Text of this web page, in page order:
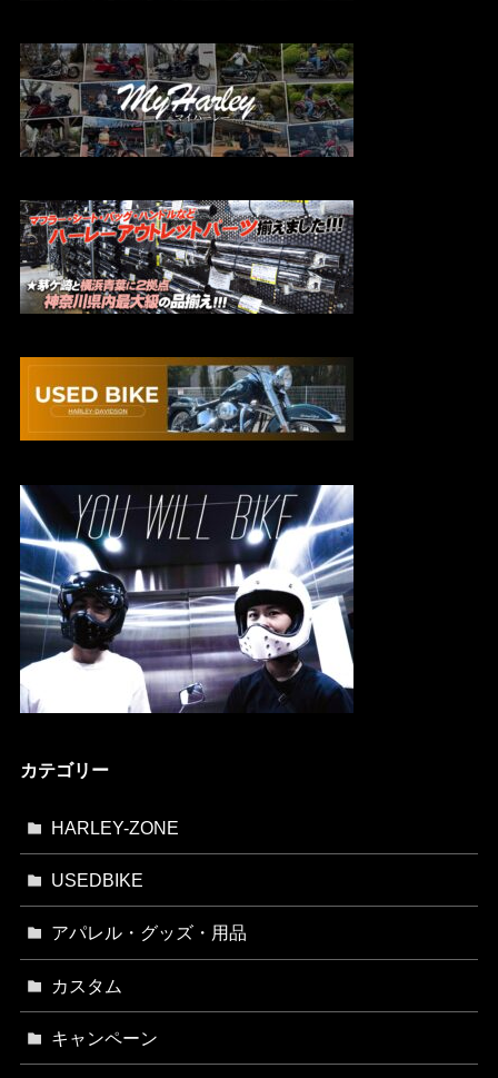
カテゴリー
HARLEY-ZONE
USEDBIKE
アパレル・グッズ・用品
カスタム
キャンペーン